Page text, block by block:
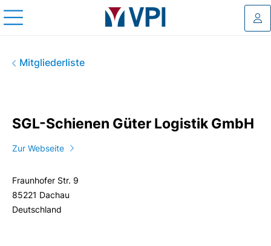
Mitgliederliste
SGL-Schienen Güter Logistik
SGL-Schienen Güter Logistik GmbH
Zur Webseite
Fraunhofer Str. 9
85221 Dachau
Deutschland